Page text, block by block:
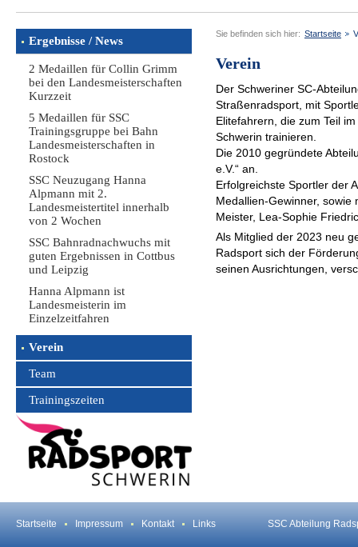
Ergebnisse / News
2 Medaillen für Collin Grimm
bei den Landesmeisterschaften
Kurzzeit
5 Medaillen für SSC
Trainingsgruppe bei Bahn
Landesmeisterschaften in
Rostock
SSC Neuzugang Hanna
Alpmann mit 2.
Landesmeistertitel innerhalb
von 2 Wochen
SSC Bahnradnachwuchs mit
guten Ergebnissen in Cottbus
und Leipzig
Hanna Alpmann ist
Landesmeisterin im
Einzelzeitfahren
Verein
Team
Trainingszeiten
Sie befinden sich hier: Startseite
Verein
Der Schweriner SC-
Straßenradsport, mit
Elitefahrern, die zum Teil
Schwerin trainieren.
Die 2010 gegründete
e.V.“ an.
Erfolgreichste Sportler der
Medallien-Gewinner,
Meister, Lea-Sophie
Als Mitglied der 2023 neu
Radsport sich der
seinen Ausrichtungen,
Startseite Impressum Kontakt Links SSC Abteilung